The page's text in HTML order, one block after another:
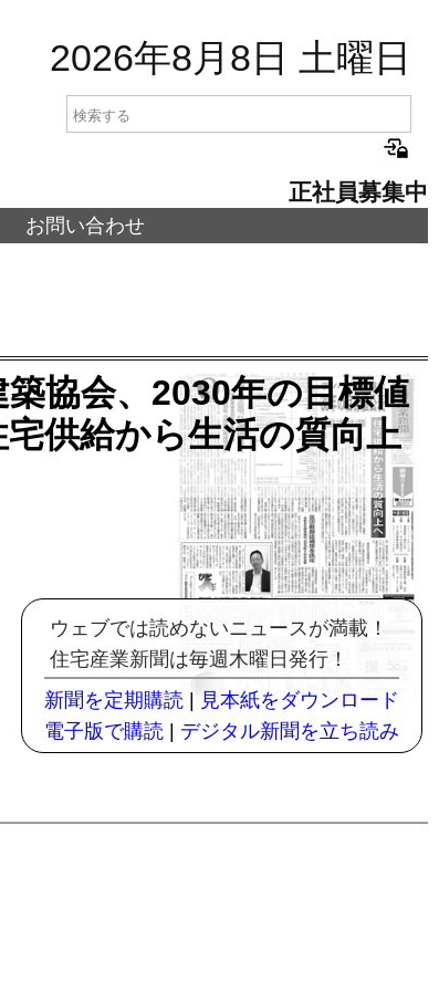
2026年8月8日 土曜日
正社員募集中
お問い合わせ
協会、2030年の目標値
供給から生活の質向上
ウェブでは読めないニュースが満載！
住宅産業新聞は毎週木曜日発行！
新聞を定期購読
見本紙をダウンロード
電子版で購読
デジタル新聞を立ち読み